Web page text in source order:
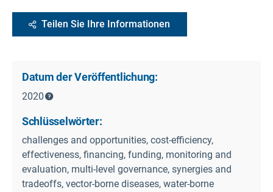
Teilen Sie Ihre Informationen
Datum der Veröffentlichung:
2020
Schlüsselwörter:
challenges and opportunities, cost-efficiency,
effectiveness, financing, funding, monitoring and
evaluation, multi-level governance, synergies and
tradeoffs, vector-borne diseases, water-borne